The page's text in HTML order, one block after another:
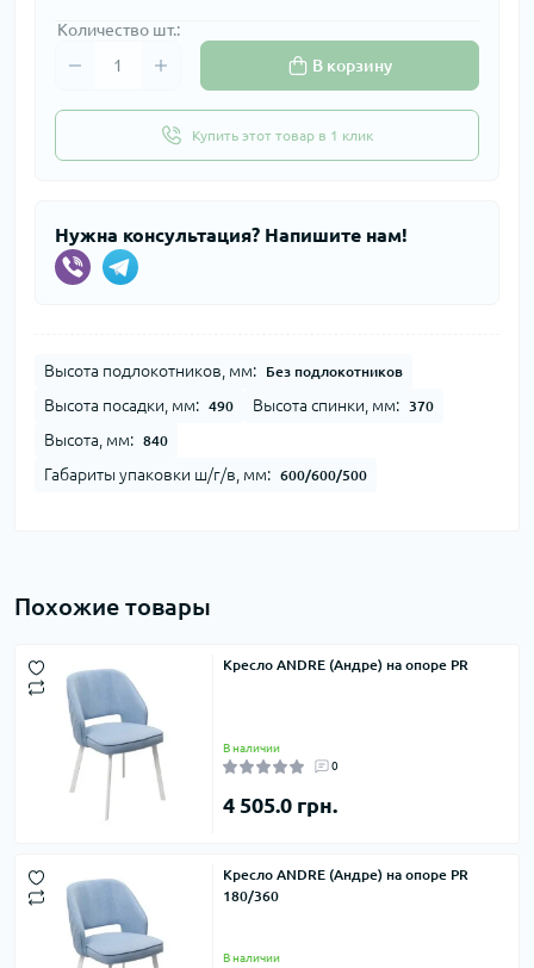
Количество шт.:
В корзину
Купить этот товар в 1 клик
Нужна консультация? Напишите нам!
Высота подлокотников, мм: Без подлокотников
Высота посадки, мм: 490 Высота спинки, мм: 370
Высота, мм: 840
Габариты упаковки ш/г/в, мм: 600/600/500
Похожие товары
Кресло ANDRE (Андре) на опоре PR
В наличии
0
4 505.0 грн.
Кресло ANDRE (Андре) на опоре PR
180/360
В наличии